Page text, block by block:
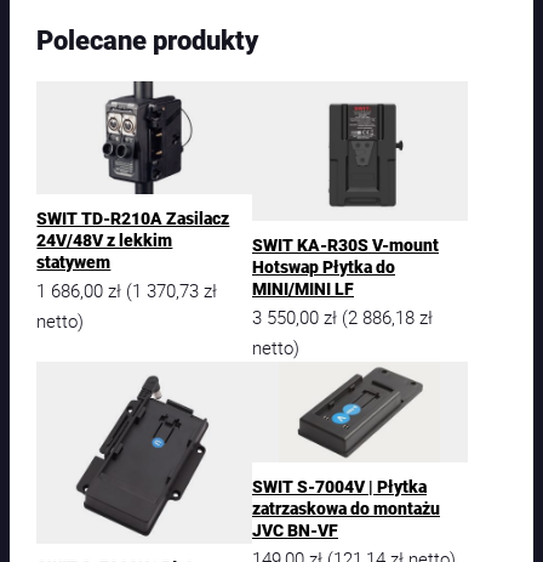
Polecane produkty
SWIT TD-R210A Zasilacz
24V/48V z lekkim
statywem
1 686,00zł (1 370,73zł
netto)
SWIT KA-R30S V-mount
Hotswap Płytka do
MINI/MINI LF
3 550,00 zł (2 886,18 zł
netto)
SWIT S-7004V | Płytka
zatrzaskowa do montażu
JVC BN-VF